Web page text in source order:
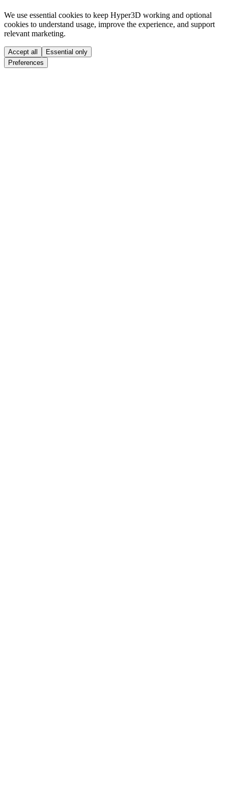
We use essential cookies to keep Hyper3D working and optional
cookies to understand usage, improve the experience, and support
relevant marketing.
Accept all
Essential only
Preferences